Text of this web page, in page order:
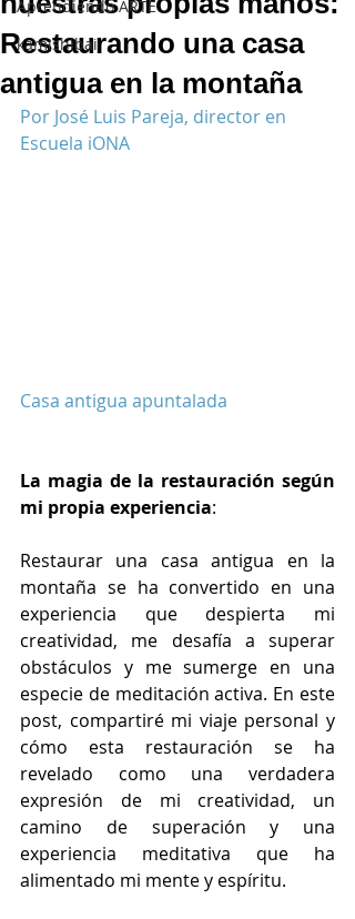
Aprendiendo ARTE
kamishibai
Restaurando una casa
antigua en la montaña
Por José Luis Pareja, director en
Escuela iONA
Casa antigua apuntalada
La magia de la restauración según
mi propia experiencia:
Restaurar una casa antigua en la
montaña se ha convertido en una
experiencia que despierta mi
creatividad, me desafía a superar
obstáculos y me sumerge en una
especie de meditación activa. En este
post, compartiré mi viaje personal y
cómo esta restauración se ha
revelado como una verdadera
expresión de mi creatividad, un
camino de superación y una
experiencia meditativa que ha
alimentado mi mente y espíritu.